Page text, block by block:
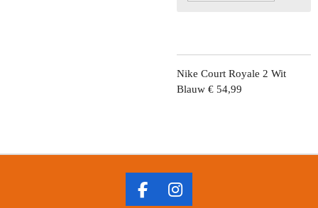
Nike Court Royale 2 Wit
Blauw € 54,99
F
I